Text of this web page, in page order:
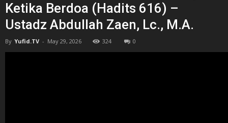
Ketika Berdoa (Hadits 616) –
Ustadz Abdullah Zaen, Lc., M.A.
By Yufid.TV - May 29, 2026 324 0